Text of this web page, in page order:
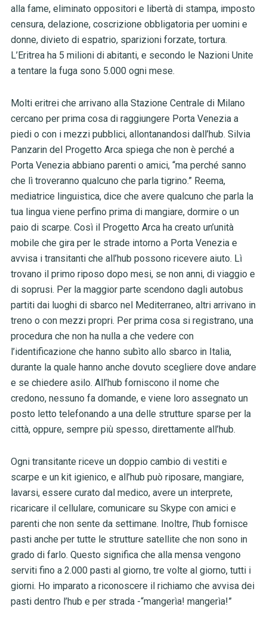
alla fame, eliminato oppositori e libertà di stampa, imposto
censura, delazione, coscrizione obbligatoria per uomini e
donne, divieto di espatrio, sparizioni forzate, tortura.
L’Eritrea ha 5 milioni di abitanti, e secondo le Nazioni Unite
a tentare la fuga sono 5.000 ogni mese.
Molti eritrei che arrivano alla Stazione Centrale di Milano
cercano per prima cosa di raggiungere Porta Venezia a
piedi o con i mezzi pubblici, allontanandosi dall’hub. Silvia
Panzarin del Progetto Arca spiega che non è perché a
Porta Venezia abbiano parenti o amici, “ma perché sanno
che lì troveranno qualcuno che parla tigrino.” Reema,
mediatrice linguistica, dice che avere qualcuno che parla la
tua lingua viene perfino prima di mangiare, dormire o un
paio di scarpe. Così il Progetto Arca ha creato un’unità
mobile che gira per le strade intorno a Porta Venezia e
avvisa i transitanti che all’hub possono ricevere aiuto. Lì
trovano il primo riposo dopo mesi, se non anni, di viaggio e
di soprusi. Per la maggior parte scendono dagli autobus
partiti dai luoghi di sbarco nel Mediterraneo, altri arrivano in
treno o con mezzi propri. Per prima cosa si registrano, una
procedura che non ha nulla a che vedere con
l’identificazione che hanno subìto allo sbarco in Italia,
durante la quale hanno anche dovuto scegliere dove andare
e se chiedere asilo. All’hub forniscono il nome che
credono, nessuno fa domande, e viene loro assegnato un
posto letto telefonando a una delle strutture sparse per la
città, oppure, sempre più spesso, direttamente all’hub.
Ogni transitante riceve un doppio cambio di vestiti e
scarpe e un kit igienico, e all’hub può riposare, mangiare,
lavarsi, essere curato dal medico, avere un interprete,
ricaricare il cellulare, comunicare su Skype con amici e
parenti che non sente da settimane. Inoltre, l’hub fornisce
pasti anche per tutte le strutture satellite che non sono in
grado di farlo. Questo significa che alla mensa vengono
serviti fino a 2.000 pasti al giorno, tre volte al giorno, tutti i
giorni. Ho imparato a riconoscere il richiamo che avvisa dei
pasti dentro l’hub e per strada -“mangerìa! mangerìa!”